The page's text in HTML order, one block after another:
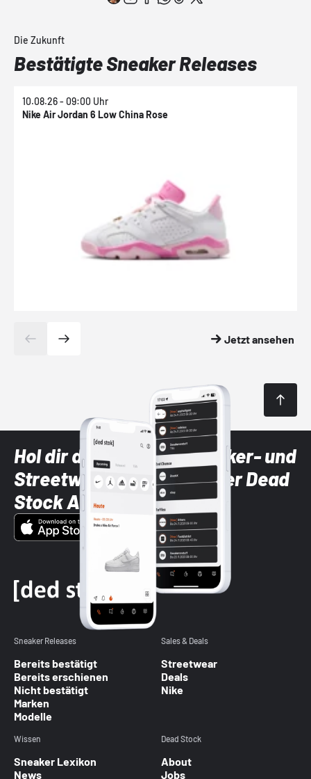
Die Zukunft
Bestätigte Sneaker Releases
10.08.26 - 09:00 Uhr
Nike Air Jordan 6 Low China Rose
Jetzt ansehen
Hol dir die neuesten Sneaker- und
Streetwear-Brands mit der Dead
Stock App
Sneaker Releases
Bereits bestätigt
Bereits erschienen
Nicht bestätigt
Marken
Modelle
Sales & Deals
Streetwear
Deals
Nike
Wissen
Sneaker Lexikon
News
Dead Stock
About
Jobs